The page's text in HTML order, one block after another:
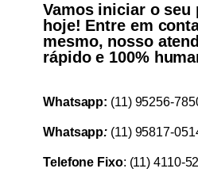
Vamos iniciar o seu
hoje! Entre em
mesmo, nosso
rápido e 100%
Whatsapp: (11) 95256-
Whatsapp: (11) 95817-
Telefone Fixo: (11) 4110-